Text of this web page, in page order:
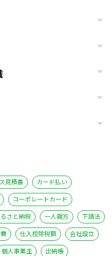
見積書
カード払い
コーポレートカード
さと納税 一人親方
下請法
仕入控除税額
会社設立
個人事業主
出納帳